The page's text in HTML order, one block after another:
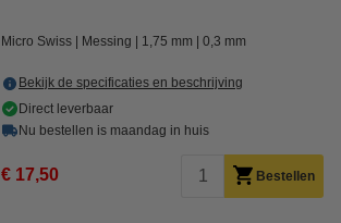
Micro Swiss Messing 1,75 mm 0,3 mm
Bekijk de specificaties en beschrijving
Direct leverbaar
Nu bestellen is maandag in huis
€ 17,50 Bestellen